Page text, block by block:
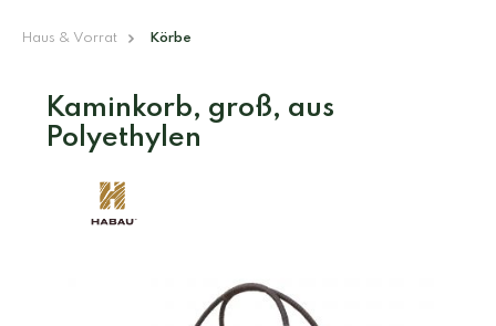
Haus & Vorrat Körbe
Kaminkorb, groß, aus
Polyethylen